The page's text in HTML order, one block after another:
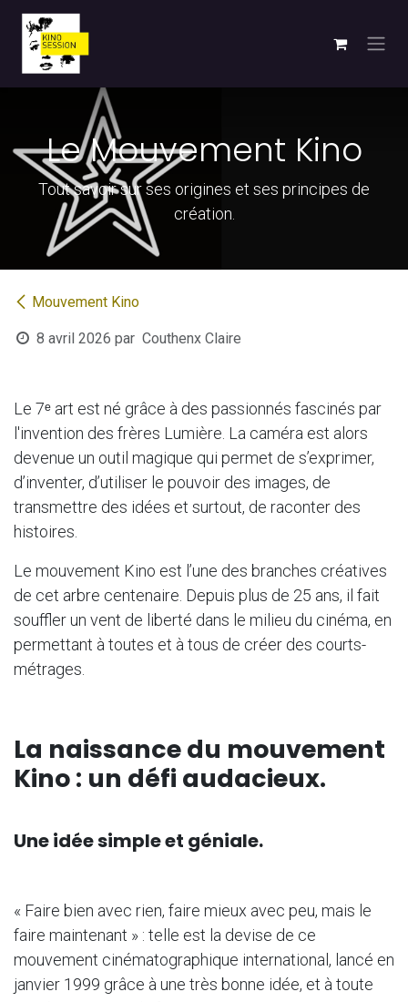
Se rendre au contenu
Le Mouvement Kino
Tout savoir sur ses origines et ses principes de
création.
Mouvement Kino
8 avril 2026 par Couthenx Claire
Le 7ᵉ art est né grâce à des passionnés fascinés par
l'invention des frères Lumière. La caméra est alors
devenue un outil magique qui permet de s’exprimer,
d’inventer, d’utiliser le pouvoir des images, de
transmettre des idées et surtout, de raconter des
histoires.
Le mouvement Kino est l’une des branches créatives
de cet arbre centenaire. Depuis plus de 25 ans, il fait
souffler un vent de liberté dans le milieu du cinéma, en
permettant à toutes et à tous de créer des courts-
métrages.
La naissance du mouvement
Kino : un défi audacieux.
Une idée simple et géniale.
« Faire bien avec rien, faire mieux avec peu, mais le
faire maintenant » : telle est la devise de ce
mouvement cinématographique international, lancé en
janvier 1999 grâce à une très bonne idée, et à toute